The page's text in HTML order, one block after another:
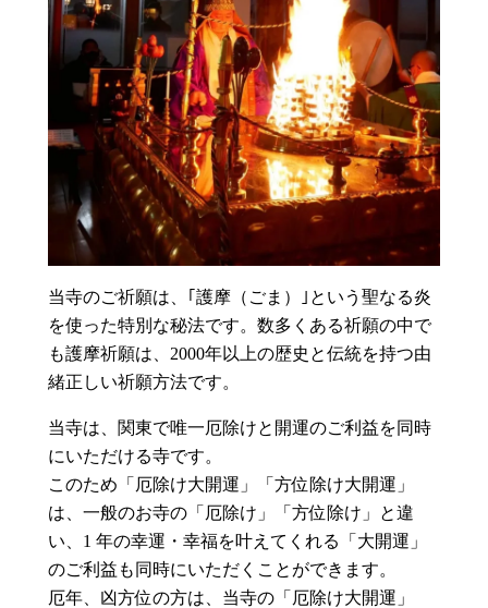
当寺のご祈願は、｢護摩（ごま）｣という聖なる炎
を使った特別な秘法です。数多くある祈願の中で
も護摩祈願は、2000年以上の歴史と伝統を持つ由
緒正しい祈願方法です。
当寺は、関東で唯一厄除けと開運のご利益を同時
にいただける寺です。
このため「厄除け大開運」「方位除け大開運」
は、一般のお寺の「厄除け」「方位除け」と違
い、1 年の幸運・幸福を叶えてくれる「大開運」
のご利益も同時にいただくことができます。
厄年、凶方位の方は、当寺の「厄除け大開運」